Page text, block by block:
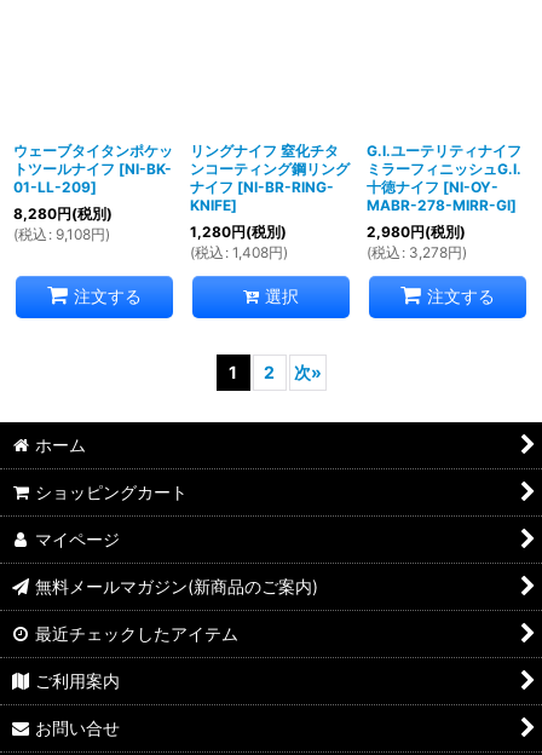
ウェーブタイタンポケッ
トツールナイフ [NI-BK-
01-LL-209]
8,280円(税別)
(税込 : 9,108円)
注文する
リングナイフ 窒化チタ
ンコーティング鋼リング
ナイフ [NI-BR-RING-
KNIFE]
1,280円(税別)
(税込 : 1,408円)
選択
G.I.ユーテリティナイフ
ミラーフィニッシュG.I.
十徳ナイフ [NI-OY-
MABR-278-MIRR-GI]
2,980円(税別)
(税込 : 3,278円)
注文する
1 2 次»
ホーム
ショッピングカート
マイページ
無料メールマガジン(新商品のご案内)
最近チェックしたアイテム
ご利用案内
お問い合せ